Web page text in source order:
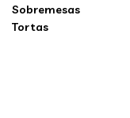
Sobremesas
Tortas